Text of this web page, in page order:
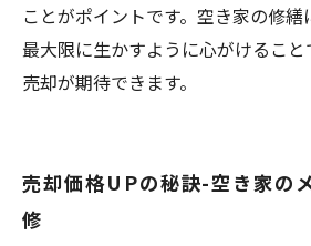
ことがポイントです。空き家の修
最大限に生かすように心がけるこ
売却が期待できます。
売却価格UPの秘訣-空き家の
修